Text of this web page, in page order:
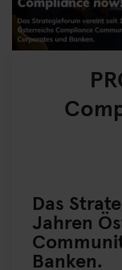
Das
Jahren
Banken.